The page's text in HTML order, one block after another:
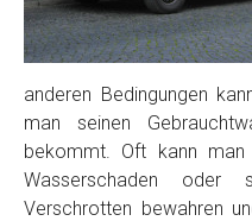
Foto Nr. 3
Sonstiges
anderen Bedingungen
man seinen
bekommt. Oft kann
Wasserschaden
Verschrotten bewahren